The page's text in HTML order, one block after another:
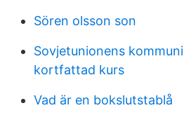
Sören olsson son
Sovjetunionens
kortfattad kurs
Vad är en bokslutstablå